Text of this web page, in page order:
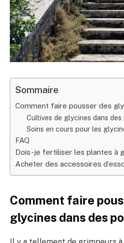
Sommaire
Comment faire pousser des
Cultives de glycines dans des
Soins en cours pour les
FAQ
Dois-je fertiliser les plantes à
Acheter des accessoires
Comment faire
glycines dans des